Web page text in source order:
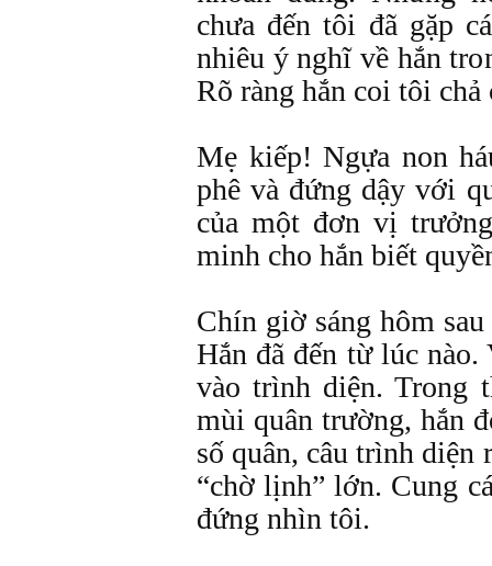
chưa đến tôi đã gặp
nhiêu ý nghĩ về hắn
Rõ ràng hắn coi tôi
Mẹ kiếp! Ngựa non
phê và đứng dậy với
của một đơn vị
minh cho hắn biết
Chín giờ sáng hôm
Hắn đã đến từ lúc nào.
vào trình diện. Trong
mùi quân trường, hắn
số quân, câu trình diện
“chờ lịnh” lớn. Cung
đứng nhìn tôi.